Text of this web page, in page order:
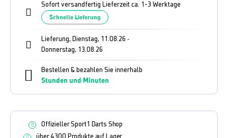
Sofort versandfertig Lieferzeit ca. 1-3 Werktage
Schnelle Lieferung
Lieferung, Dienstag, 11.08.26 -
Donnerstag, 13.08.26
Bestellen & bezahlen Sie innerhalb
Stunden und Minuten
Offizieller Sport1 Darts Shop